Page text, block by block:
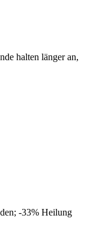
halten länger an,
-33% Heilung